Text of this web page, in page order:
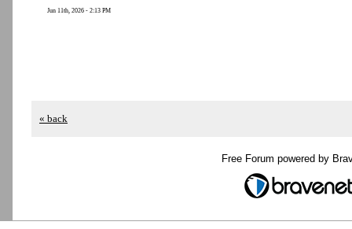
Jun 11th, 2026 - 2:13 PM
« back
Free Forum powered by